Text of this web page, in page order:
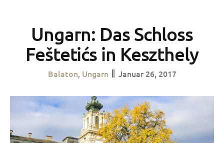
Ungarn: Das Schloss
Feštetićs in Keszthely
Balaton, Ungarn Januar 26, 2017